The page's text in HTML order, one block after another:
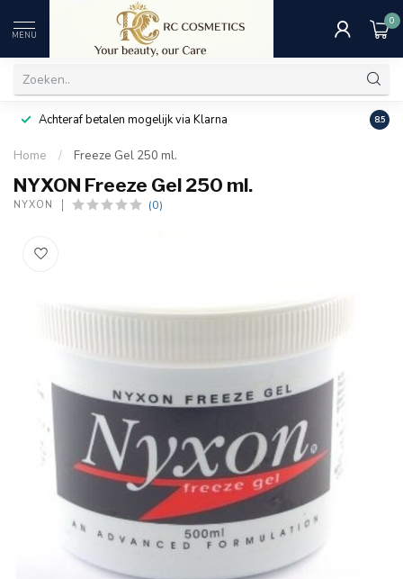
MENU
0
Achteraf betalen mogelijk via Klarna 8.5
Home / Freeze Gel 250 ml.
NYXON Freeze Gel 250 ml.
NYXON (0)